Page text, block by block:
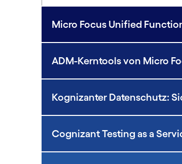
Micro Focus Unified
ADM-Kerntools von Micro
Kognizanter Datenschutz:
Cognizant Testing as a